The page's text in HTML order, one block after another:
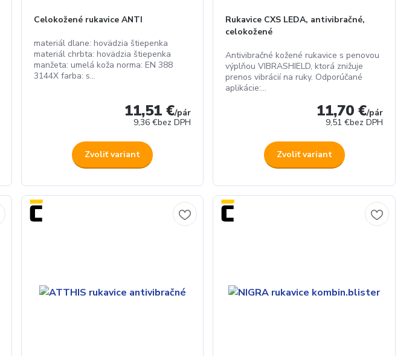
Celokožené rukavice ANTI
materiál dlane: hovädzia štiepenka
materiál chrbta: hovädzia štiepenka
manžeta: umelá koža norma: EN 388
3144X farba: s...
11,51 €/pár
9,36 €bez DPH
Zvoliť variant
Rukavice CXS LEDA, antivibračné,
celokožené
Antivibračné kožené rukavice s penovou
výplňou VIBRASHIELD, ktorá znižuje
prenos vibrácií na ruky. Odporúčané
aplikácie:...
11,70 €/pár
9,51 €bez DPH
Zvoliť variant